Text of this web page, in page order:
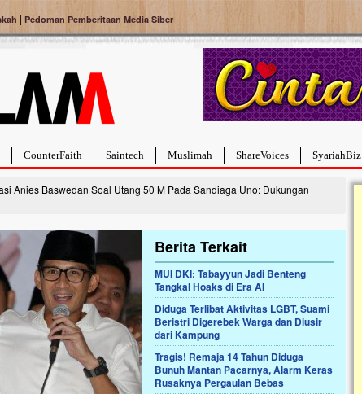
| Pedoman Pemberitaan Media Siber
CounterFaith Saintech Muslimah ShareVoices SyariahBiz
Anies Baswedan Soal Utang 50 M Pada Sandiaga Uno: Dukungan
Berita Terkait
MUI DKI: Tabayyun Jadi Benteng
Tangkal Hoaks di Era AI
Diduga Terlibat Aktivitas LGBT, Suami
Beristri Digerebek Warga dan Diusir
dari Kampung
Tragis! Remaja 14 Tahun Diduga
Bunuh Mantan Pacarnya, Alarm Keras
Rusaknya Pergaulan Bebas
Hebat Sembuh Dari
Darah
dipenuhi dengan
berat. Meskipun baru
bayi yang imut ini harus
yang dahsyat, yaitu tumor
berukuran...